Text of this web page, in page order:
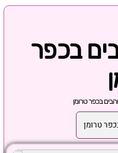
בכפר
בכפר טרומן